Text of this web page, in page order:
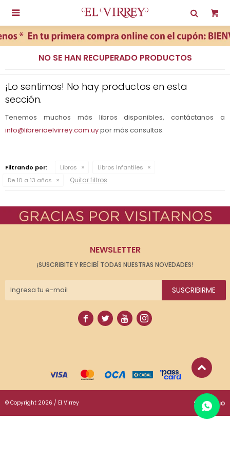

NO SE HAN RECUPERADO PRODUCTOS
¡Lo sentimos! No hay productos en esta
sección.
Tenemos muchos más libros disponibles, contáctanos a
info@libreriaelvirrey.com.uypor más consultas.
Filtrando por: Libros
Libros Infantiles
De 10 a 13 años
Quitar filtros
NEWSLETTER
¡SUSCRIBITE Y RECIBÍ TODAS NUESTRAS NOVEDADES!
SUSCRIBIRME
   
© Copyright 2026 / El Virrey